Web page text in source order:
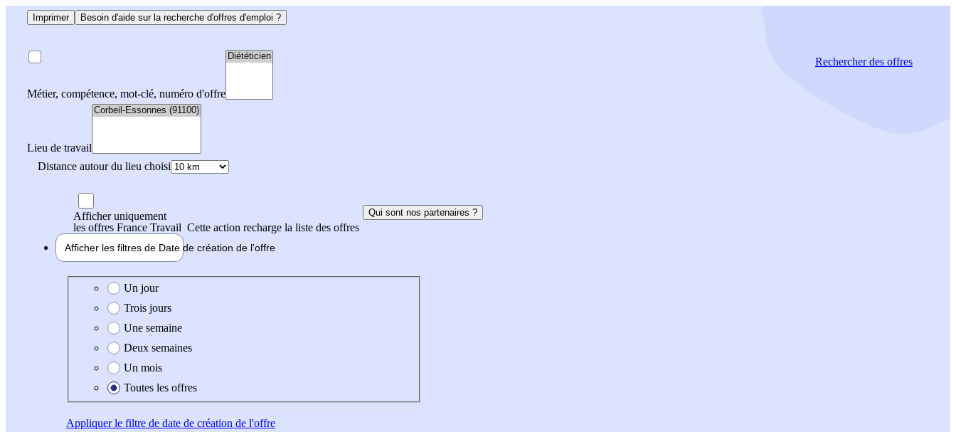
Imprimer Besoin d'aide sur la recherche d'offres d'emploi ?
Métier, compétence, mot-clé, numéro d'offre
Lieu de travail
Distance autour du lieu choisi
Rechercherdes offres
Afficher uniquement
les offres France Travail Cette action recharge la liste des offres
Qui sont nos partenaires ?
Afficher les filtres de Date de création de l'offre
Date de création de l'offre
Un jour
Trois jours
Une semaine
Deux semaines
Un mois
Toutes les offres
Appliquerle filtre de date de création de l'offre